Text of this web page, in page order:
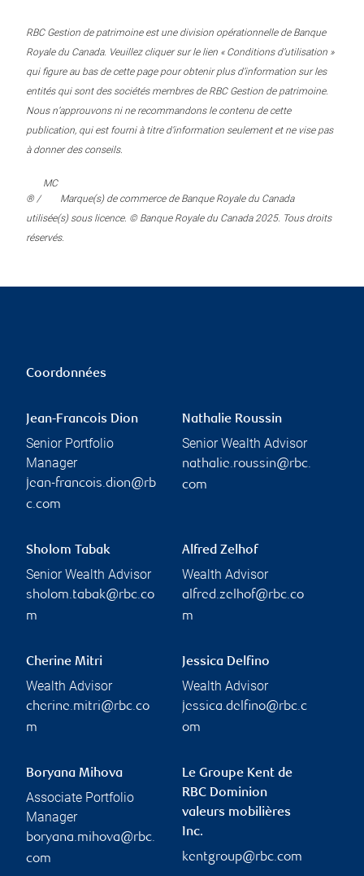
RBC Gestion de patrimoine est une division opérationnelle de Banque
Royale du Canada. Veuillez cliquer sur le lien « Conditions d’utilisation »
qui figure au bas de cette page pour obtenir plus d’information sur les
entités qui sont des sociétés membres de RBC Gestion de patrimoine.
Nous n’approuvons ni ne recommandons le contenu de cette
publication, qui est fourni à titre d’information seulement et ne vise pas
à donner des conseils.
® /
MC
Marque(s) de commerce de Banque Royale du Canada
utilisée(s) sous licence. © Banque Royale du Canada 2025. Tous droits
réservés.
Coordonnées
Jean-Francois Dion
Senior Portfolio
Manager
jean-francois.dion@rb
c.com
Nathalie Roussin
Senior Wealth Advisor
nathalie.roussin@rbc.
com
Sholom Tabak
Senior Wealth Advisor
sholom.tabak@rbc.co
m
Alfred Zelhof
Wealth Advisor
alfred.zelhof@rbc.co
m
Cherine Mitri
Wealth Advisor
cherine.mitri@rbc.co
m
Jessica Delfino
Wealth Advisor
jessica.delfino@rbc.c
om
Boryana Mihova
Associate Portfolio
Manager
boryana.mihova@rbc.
com
Le Groupe Kent de
RBC Dominion
valeurs mobilières
Inc.
kentgroup@rbc.com